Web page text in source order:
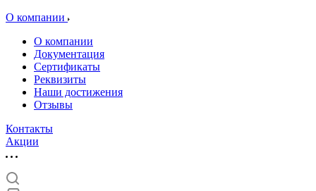
О компании
О компании
Документация
Сертификаты
Реквизиты
Наши достижения
Отзывы
Контакты
Акции